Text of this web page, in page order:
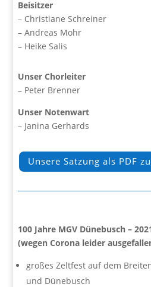
Beisitzer
– Christiane Schreiner
– Andreas Mohr
– Heike Salis
Unser Chorleiter
– Peter Brenner
Unser Notenwart
– Janina Gerhards
Unsere Satzung als PDF
100 Jahre MGV Dünebusch –
(wegen Corona leider
großes Zeltfest auf dem
und Dünebusch